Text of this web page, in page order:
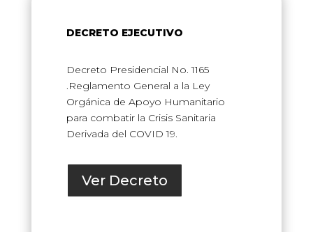
DECRETO EJECUTIVO
Decreto Presidencial No. 1165
.Reglamento General a la Ley
Orgánica de Apoyo Humanitario
para combatir la Crisis Sanitaria
Derivada del COVID 19.
Ver Decreto